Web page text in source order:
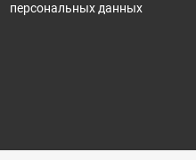
персональных данных